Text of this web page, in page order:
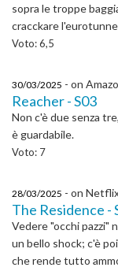
sopra le troppe
cracckare
Voto: 6,5
30/03/2025 - on
Reacher - S03
Non c'è due senza
è guardabile.
Voto: 7
28/03/2025 - on
The Residence -
Vedere "occhi pazzi"
un bello shock; c'è
che rende tutto